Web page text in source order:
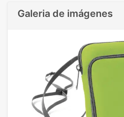
Galeria de imágenes